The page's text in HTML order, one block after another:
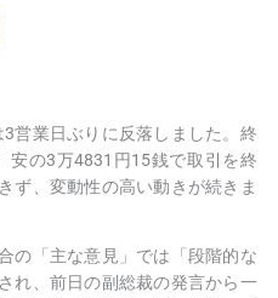
営業日ぶりに反落しました。終
安の3万4831円15銭で取引を終
ず、変動性の高い動きが続きま
の「主な意見」では「段階的な
れ、前日の副総裁の発言から一